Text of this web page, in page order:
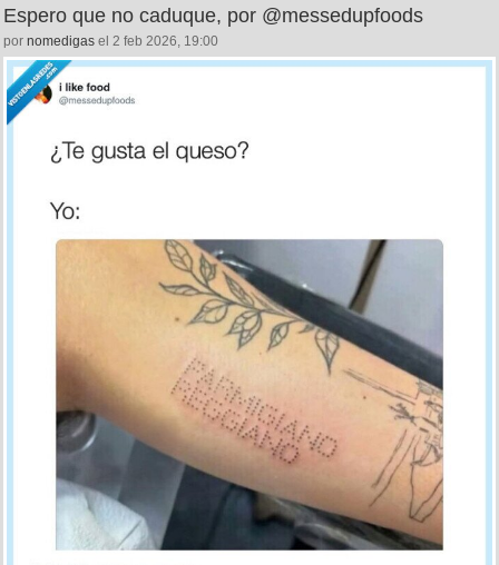
Espero que no caduque, por @messedupfoods
por nomedigas el 2 feb 2026, 19:00